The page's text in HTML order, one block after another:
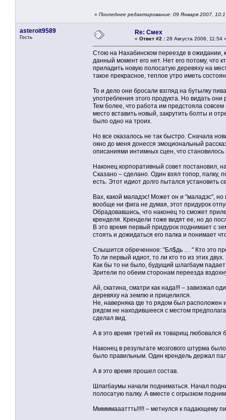
« Последнее редактирование: 09 Января 2007,
asteroit9589
Гость
Re: Смех
« Ответ #2 : 28 Августа 2006, 11:54
Стою на Нахабинском переезде в ожидании,
данный момент его нет. Нет его потому, что
приладить новую полосатую деревяху на
такое прекрасное, теплое утро иметь
То и дело они бросали взгляд на бутылку
употребления этого продукта. Но видать
Тем более, что работа им предстояла
место вставить новый, закрутить болты и
было одно на троих.
Но все оказалось не так быстро. Сначала
окно до меня донесся эмоциональный
описаниями интимных сцен, что становилось
Наконец корпоративный совет постановил,
Сказано – сделано. Один взял топор, палку,
есть. Этот идиот долго пытался установить
Вах, какой маладэс! Может он и "маладэс",
вообще ни фига не думая, этот придурок
Обрадовавшись, что наконец то сможет
кренделя. Крендели тоже видят ее, но до
В это время первый придурок поднимает с
стоять и дожидаться его палка и понимает
Слышится обреченное: "Бл$дь … " Кто это
То ли первый идиот, то ли кто то из этих
Как бы то ни было, будущий шлагбаум
Зрители по обеим сторонам переезда
Ай, скатина, сматри как нада!!! – завизжал
деревяху на землю и прицелился.
Не, наверняка где то рядом был расположен
рядом не находившееся с местом
сделал вид.
А в это время третий их товарищ любовался
Наконец в результате мозгового штурма
было правильным. Один крендель держал
А в это время прошел состав.
Шлагбаумы начали подниматься. Начал
полосатую палку. А вместе с огрызком
Мммммаааттть!!!!! – метнулся к падающему